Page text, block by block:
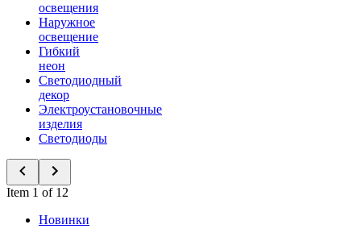
освещения
Наружное
освещение
Гибкий
неон
Светодиодный
декор
Электроустановочные
изделия
Светодиоды
Item 1 of 12
Новинки